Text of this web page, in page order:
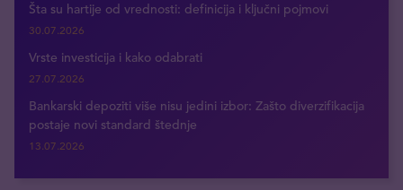
Šta su hartije od vrednosti: definicija i ključni pojmovi
30.07.2026
Vrste investicija i kako odabrati
27.07.2026
Bankarski depoziti više nisu jedini izbor: Zašto diverzifikacija
postaje novi standard štednje
13.07.2026